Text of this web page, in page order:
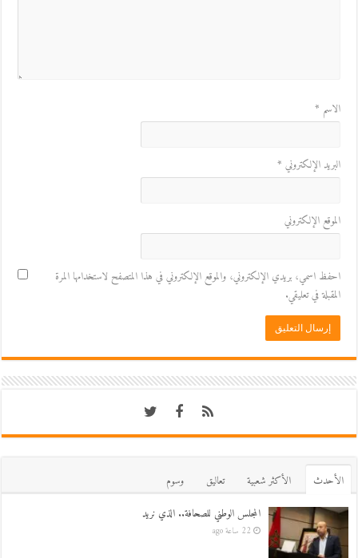
الاسم *
البريد الإلكتروني *
الموقع الإلكتروني
احفظ اسمي، بريدي الإلكتروني، والموقع الإلكتروني في هذا المتصفح لاستخدامها المرة
المقبلة في تعليقي.
اﻷحدث اﻷكثر شعبية تعاليق
وسوم
المجلس الوطني للصحافة.. الذي نريد
22 ساعة ago